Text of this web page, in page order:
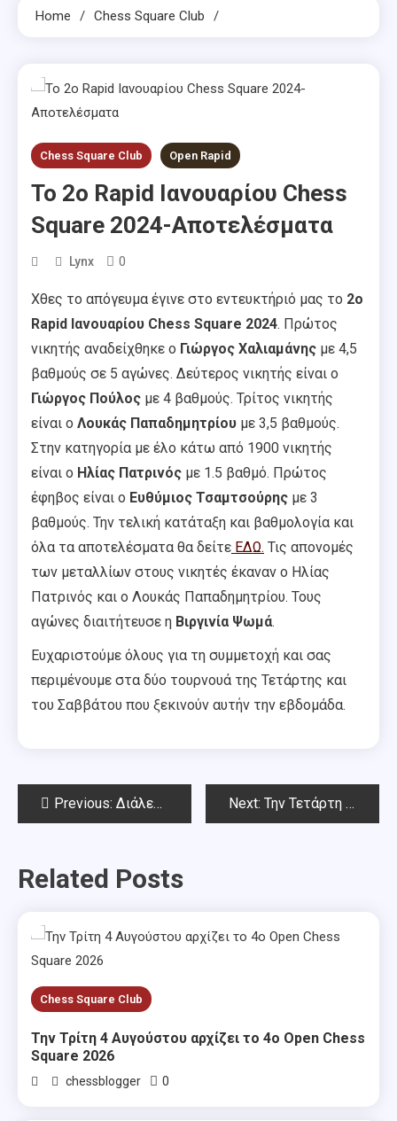
Home Chess Square Club
Chess Square Club Open Rapid
To 2o Rapid Ιανουαρίου Chess
Square 2024-Αποτελέσματα
Lynx 0
Χθες το απόγευμα έγινε στο εντευκτήριό μας το 2o
Rapid Ιανουαρίου Chess Square 2024. Πρώτος
νικητής αναδείχθηκε ο Γιώργος Χαλιαμάνης με 4,5
βαθμούς σε 5 αγώνες. Δεύτερος νικητής είναι ο
Γιώργος Πούλος με 4 βαθμούς. Τρίτος νικητής
είναι ο Λουκάς Παπαδημητρίου με 3,5 βαθμούς.
Στην κατηγορία με έλο κάτω από 1900 νικητής
είναι ο Ηλίας Πατρινός με 1.5 βαθμό. Πρώτος
έφηβος είναι ο Ευθύμιος Τσαμτσούρης με 3
βαθμούς. Την τελική κατάταξη και βαθμολογία και
όλα τα αποτελέσματα θα δείτε ΕΔΩ. Τις απονομές
των μεταλλίων στους νικητές έκαναν ο Ηλίας
Πατρινός και ο Λουκάς Παπαδημητρίου. Τους
αγώνες διαιτήτευσε η Βιργινία Ψωμά.
Ευχαριστούμε όλους για τη συμμετοχή και σας
περιμένουμε στα δύο τουρνουά της Τετάρτης και
του Σαββάτου που ξεκινούν αυτήν την εβδομάδα.
PostPrevious: Διάλεξη του Βασίλη Κοτρωνιά την Κυριακή 21 Ιανουαρίου στις 7μμ Next: Την Τετάρτη 10 Ιανουαρίου άρχισε το 187o Open ΣΟΑ-Σήμερα ξεκινά το 19ο Open Τριαντάφυλλος Σιαπέρας
Related Posts
Chess Square Club
Την Τρίτη 4 Αυγούστου αρχίζει το 4ο Open Chess
Square 2026
chessblogger 0